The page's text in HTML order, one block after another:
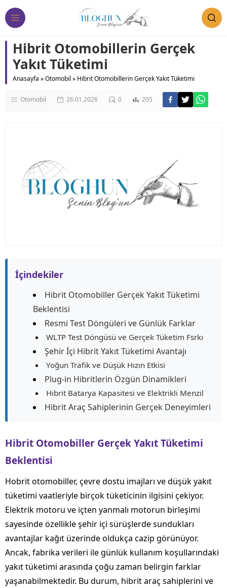
Hibrit Otomobillerin Gerçek
Yakıt Tüketimi
Anasayfa »Otomobil » Hibrit Otomobillerin Gerçek Yakıt Tüketimi
Otomobil 26.01.2026 0 205
İçindekiler
Hibrit Otomobiller Gerçek Yakıt Tüketimi
Beklentisi
Resmi Test Döngüleri ve Günlük Farklar
WLTP Test Döngüsü ve Gerçek Tüketim Fsrkı
Şehir İçi Hibrit Yakıt Tüketimi Avantajı
Yoğun Trafik ve Düşük Hızın Etkisi
Plug-in Hibritlerin Özgün Dinamikleri
Hibrit Batarya Kapasitesi ve Elektrikli Menzil
Hibrit Araç Sahiplerinin Gerçek Deneyimleri
Hibrit Otomobiller Gerçek Yakıt Tüketimi
Beklentisi
Hobrit otomobiller, çevre dostu imajları ve düşük yakıt
tüketimi vaatleriyle birçok tüketicinin ilgisini çekiyor.
Elektrik motoru ve içten yanmalı motorun birleşimi
sayesinde özellikle şehir içi sürüşlerde sundukları
avantajlar kağıt üzerinde oldukça cazip görünüyor.
Ancak, fabrika verileri ile günlük kullanım koşullarındaki
yakıt tüketimi arasında çoğu zaman belirgin farklar
yaşanabilmektedir. Bu durum, hibrit araç sahiplerini ve